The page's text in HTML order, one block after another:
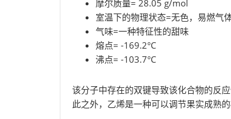
摩尔质量= 28.05 g/mol
室温下的物理状态=无色，易燃气
气味=一种特征性的甜味
熔点= -169.2°C
沸点= -103.7°C
该分子中存在的双键导致该化合物的反
此之外，乙烯是一种可以调节果实成熟的